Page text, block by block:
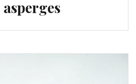
asperges